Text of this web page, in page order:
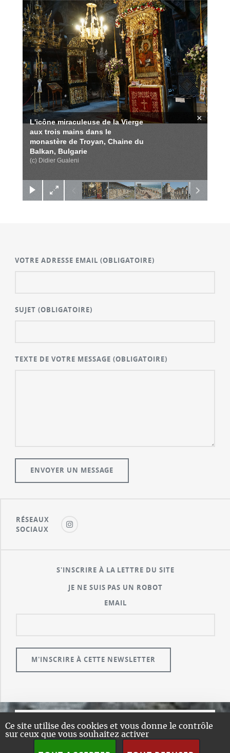
Ce site utilise des cookies et vous donne le contrôle
sur ceux que vous souhaitez activer
L'icône miraculeuse de la Vierge
aux trois mains dans le
monastère de Troyan, Chaine du
Balkan, Bulgarie
(c) Didier Gualeni
×
VOTRE ADRESSE EMAIL(OBLIGATOIRE)
SUJET(OBLIGATOIRE)
TEXTE DE VOTRE MESSAGE(OBLIGATOIRE)
RÉSEAUX
SOCIAUX
S'INSCRIRE À LA LETTRE DU SITE
JE NE SUIS PAS UN ROBOT
EMAIL
© GUALENI.COM
A PROPOS